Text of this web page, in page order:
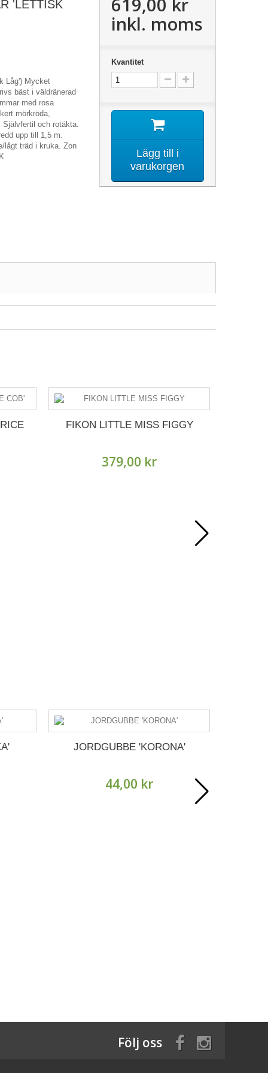
'LETTISK
Låg') Mycket
bäst i väldränerad
med rosa
mörkröda,
och rotäkta.
upp till 1,5 m.
lågt träd i kruka. Zon
inkl. moms
Kvantitet
Lägg till i
varukorgen
FIKON LITTLE MISS FIGGY
379,00 kr
JORDGUBBE 'KORONA'
44,00 kr
Följ oss